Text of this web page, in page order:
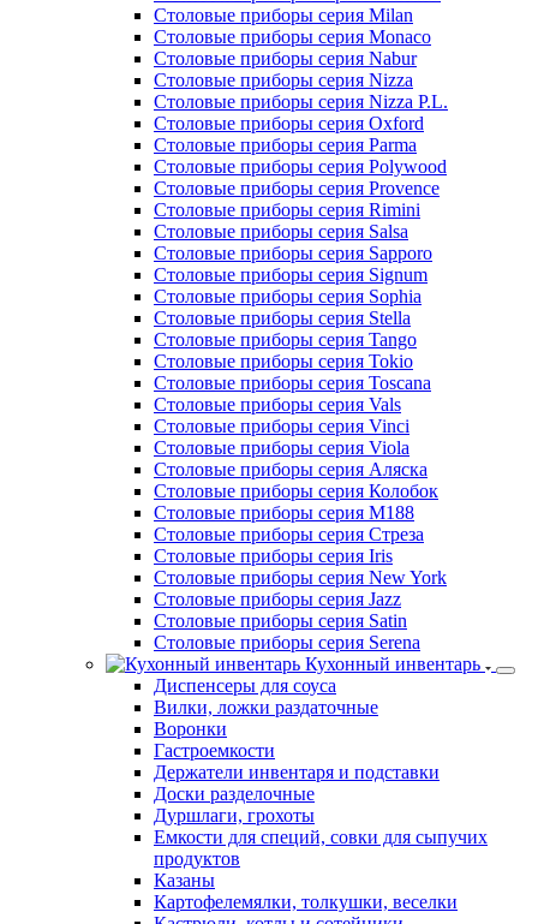
Столовые приборы серия Milan
Столовые приборы серия Monaco
Столовые приборы серия Nabur
Столовые приборы серия Nizza
Столовые приборы серия Nizza P.L.
Столовые приборы серия Oxford
Столовые приборы серия Parma
Столовые приборы серия Polywood
Столовые приборы серия Provence
Столовые приборы серия Rimini
Столовые приборы серия Salsa
Столовые приборы серия Sapporo
Столовые приборы серия Signum
Столовые приборы серия Sophia
Столовые приборы серия Stella
Столовые приборы серия Tango
Столовые приборы серия Tokio
Столовые приборы серия Toscana
Столовые приборы серия Vals
Столовые приборы серия Vinci
Столовые приборы серия Viola
Столовые приборы серия Аляска
Столовые приборы серия Колобок
Столовые приборы серия М188
Столовые приборы серия Стреза
Столовые приборы серия Iris
Столовые приборы серия New York
Столовые приборы серия Jazz
Столовые приборы серия Satin
Столовые приборы серия Serena
Кухонный инвентарь
Диспенсеры для соуса
Вилки, ложки раздаточные
Воронки
Гастроемкости
Держатели инвентаря и подставки
Доски разделочные
Дуршлаги, грохоты
Емкости для специй, совки для сыпучих
продуктов
Казаны
Картофелемялки, толкушки, веселки